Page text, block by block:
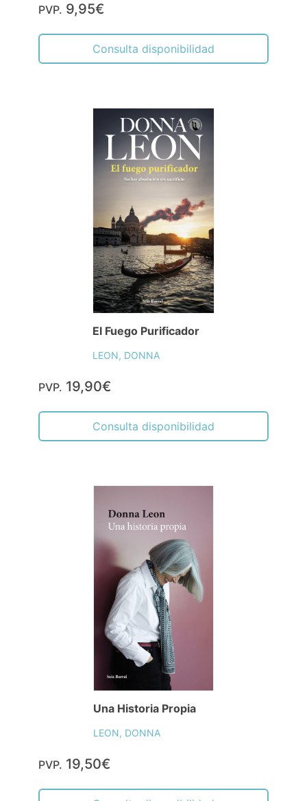
PVP. 9,95€
Consulta disponibilidad
El Fuego Purificador
LEON, DONNA
PVP. 19,90€
Consulta disponibilidad
Una Historia Propia
LEON, DONNA
PVP. 19,50€